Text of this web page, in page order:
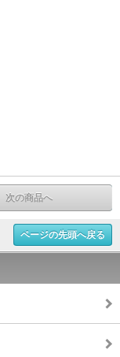
次の商品へ
ページの先頭へ戻る